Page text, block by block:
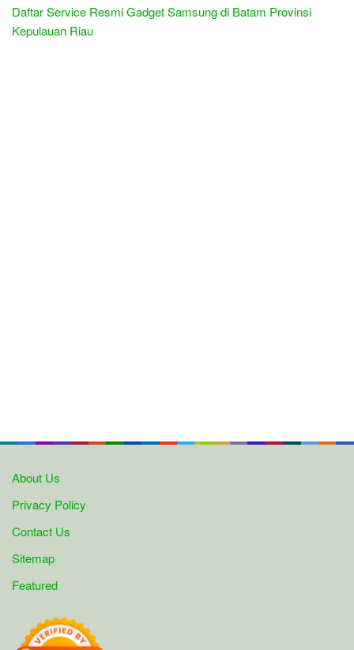
Daftar Service Resmi Gadget Samsung di Batam Provinsi
Kepulauan Riau
About Us
Privacy Policy
Contact Us
Sitemap
Featured